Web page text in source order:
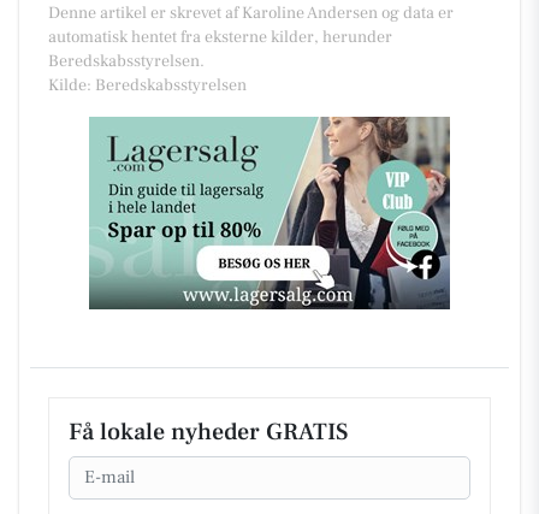
Denne artikel er skrevet af Karoline Andersen og data er
automatisk hentet fra eksterne kilder, herunder
Beredskabsstyrelsen.
Kilde: Beredskabsstyrelsen
Få lokale nyheder GRATIS
Email